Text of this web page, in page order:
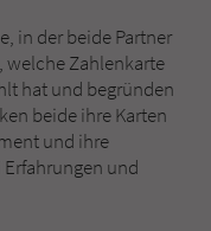
in der beide Partner
welche Zahlenkarte
hat und begründen
beide ihre Karten
und ihre
und